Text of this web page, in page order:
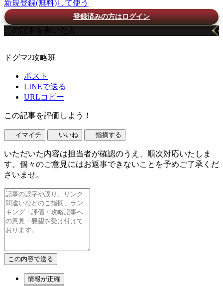
新規登録(無料)して使う
登録済みの方はログイン
この記事を書いた人
ドグマ2攻略班
ポスト
LINEで送る
URLコピー
この記事を評価しよう！
イマイチ いいね 指摘する
いただいた内容は担当者が確認のうえ、順次対応いたしま
す。個々のご意見にはお返事できないことを予めご了承くだ
さいませ。
情報が正確